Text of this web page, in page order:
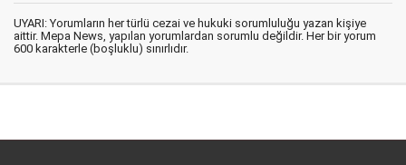
UYARI: Yorumların her türlü cezai ve hukuki sorumluluğu yazan kişiye
aittir. Mepa News, yapılan yorumlardan sorumlu değildir. Her bir yorum
600 karakterle (boşluklu) sınırlıdır.